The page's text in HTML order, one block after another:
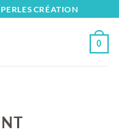
CRÉATION
0